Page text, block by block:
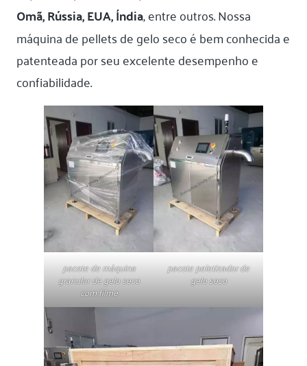
Omã, Rússia, EUA, Índia, entre outros. Nossa
máquina de pellets de gelo seco é bem conhecida e
patenteada por seu excelente desempenho e
confiabilidade.
pacote de máquina
granular de gelo seco
com filme
pacote peletizador de
gelo seco